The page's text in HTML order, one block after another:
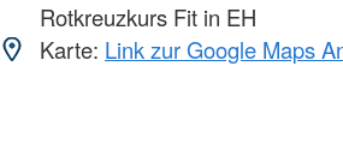
Rotkreuzkurs Fit in EH
Karte: Link zur Google Maps